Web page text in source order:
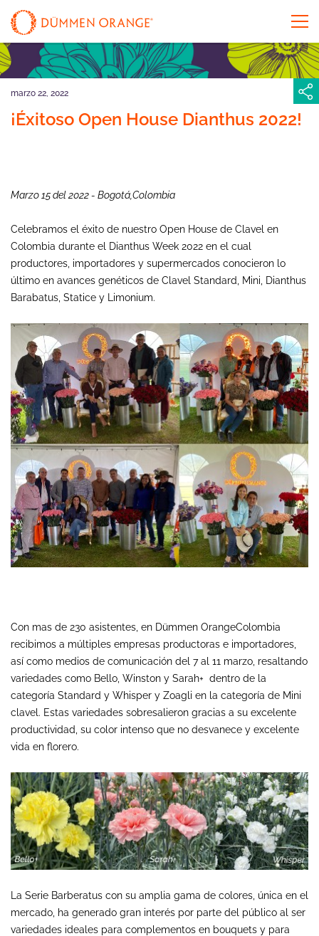
marzo 22, 2022
¡Éxitoso Open House Dianthus 2022!
Marzo 15 del 2022 - Bogotá,Colombia
Celebramos el éxito de nuestro Open House de Clavel en
Colombia durante el Dianthus Week 2022 en el cual
productores, importadores y supermercados conocieron lo
último en avances genéticos de Clavel Standard, Mini, Dianthus
Barabatus, Statice y Limonium.
Con mas de 230 asistentes, en Dümmen OrangeColombia
recibimos a múltiples empresas productoras e importadores,
así como medios de comunicación del 7 al 11 marzo, resaltando
variedades como Bello, Winston y Sarah+ dentro de la
categoría Standard y Whisper y Zoagli en la categoría de Mini
clavel. Estas variedades sobresalieron gracias a su excelente
productividad, su color intenso que no desvanece y excelente
vida en florero.
La Serie Barberatus con su amplia gama de colores, única en el
mercado, ha generado gran interés por parte del público al ser
variedades ideales para complementos en bouquets y para